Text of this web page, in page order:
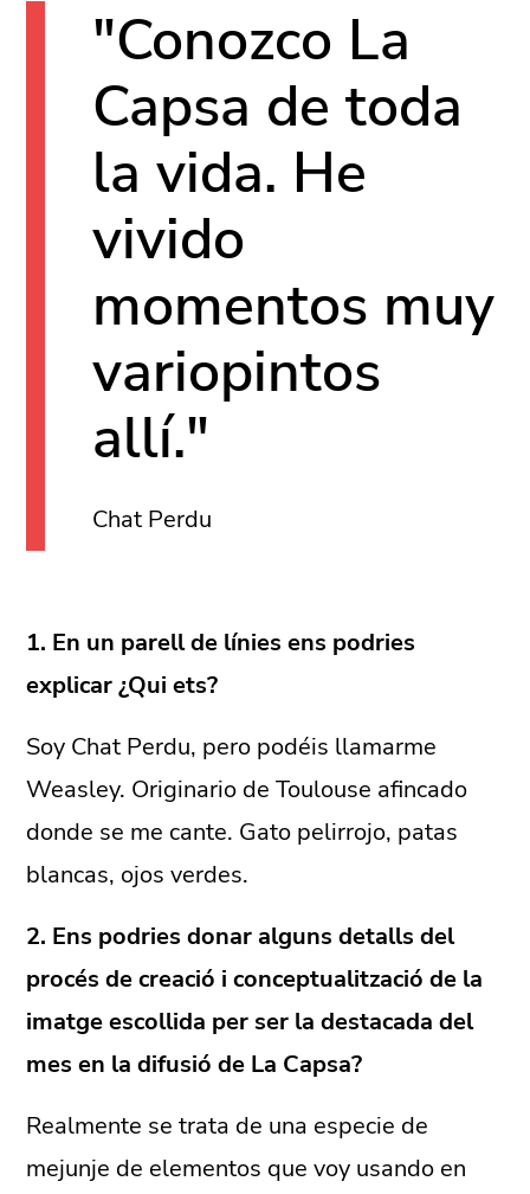
"Conozco La
Capsa de toda
la vida. He
vivido
momentos muy
variopintos
allí."
Chat Perdu
1. En un parell de línies ens podries
explicar ¿Qui ets?
Soy Chat Perdu, pero podéis llamarme
Weasley. Originario de Toulouse afincado
donde se me cante. Gato pelirrojo, patas
blancas, ojos verdes.
2. Ens podries donar alguns detalls del
procés de creació i conceptualització de la
imatge escollida per ser la destacada del
mes en la difusió de La Capsa?
Realmente se trata de una especie de
mejunje de elementos que voy usando en